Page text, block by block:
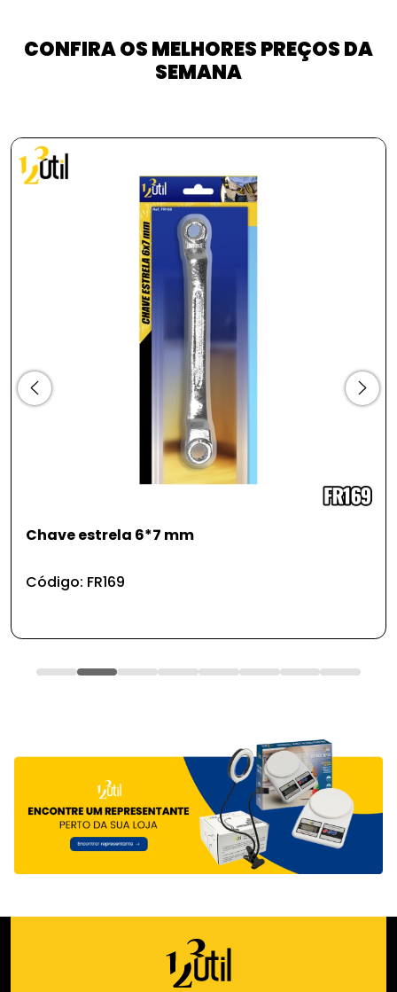
CONFIRA OS MELHORES PREÇOS DA
SEMANA
Chave estrela 6*7 mm
Código: FR169